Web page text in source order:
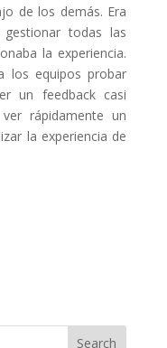
de los demás. Era
todas las
la experiencia.
los equipos probar
un feedback casi
rápidamente un
la experiencia de